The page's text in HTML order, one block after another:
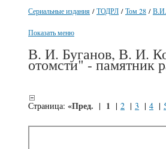
Сериальные издания /ТОДРЛ /Том 28 /В.И.
Показать меню
В. И. Буганов, В. И.
отомсти" - памятник
Страница: «Пред. | 1 | 2 | 3 | 4 |